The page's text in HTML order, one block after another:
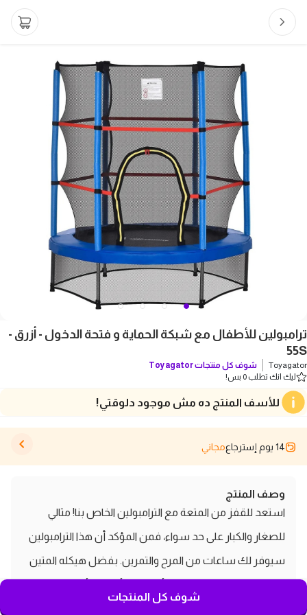
ترامبولين للأطفال مع شبكة الحماية و فتحة الدخول - أزرق -
55S
Toyagator شوف كل منتجاتToyagator
ليك انك تطلب 0 بس!
للأسف المنتج ده مش موجود دلوقتي!
14 يوم إسترجاع مجاني
وصف المنتج
استعد للقفز من المتعة مع الترامبولين الخاص بنا! مثالي
للصغار والكبار على حد سواء، فمن المؤكد أن هذا الترامبولين
سيوفر لك ساعات من المرح والتمرين. بفضل هيكله المتين
شوف كل المنتجات